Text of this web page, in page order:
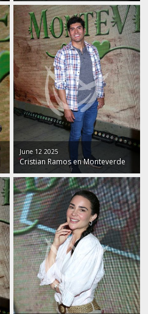
June 12 2025
Cristian Ramos en Monteverde